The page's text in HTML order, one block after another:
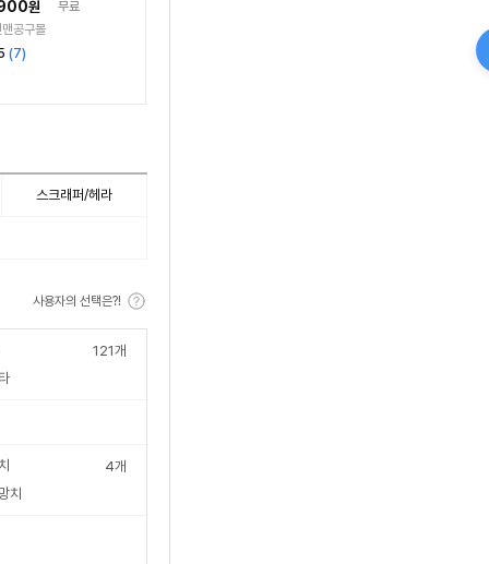
원
무료
공구몰
리
(7)
스크래퍼/헤라
사용자의 선택은?!
121개
치
4개